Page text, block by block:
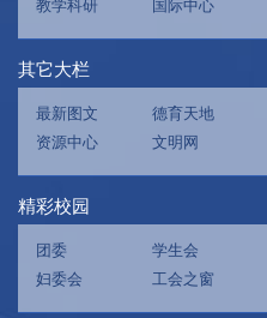
教学科研
国际中心
其它大栏
最新图文 德育天地
资源中心
文明网
精彩校园
团委 学生会
妇委会
工会之窗